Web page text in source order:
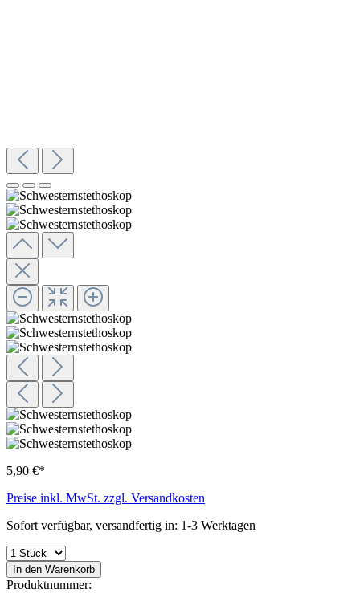
5,90 €*
Preise inkl. MwSt. zzgl. Versandkosten
Sofort verfügbar, versandfertig in: 1-3 Werktagen
In den Warenkorb
Produktnummer: